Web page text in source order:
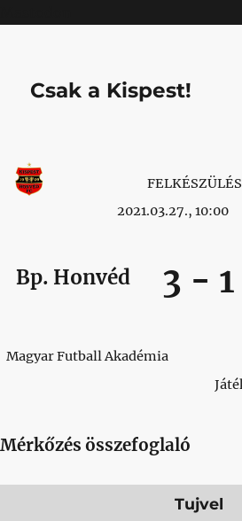
Csak a Kispest!
2021.03.27., 10:00
Bp. Honvéd 3 - 1
Magyar Futball Akadémia
Mérkőzés összefoglaló
Tujvel